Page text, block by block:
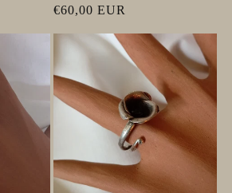
Precio
€60,00 EUR